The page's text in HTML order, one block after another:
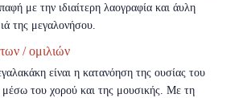
με την ιδιαίτερη λαογραφία και άυλη
της μεγαλονήσου.
/ ομιλιών
είναι η κατανόηση της ουσίας του
μέσω του χορού και της μουσικής. Με τη